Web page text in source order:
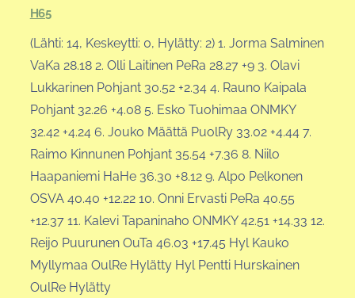
H65
(Lähti: 14, Keskeytti: 0, Hylätty: 2) 1. Jorma Salminen
VaKa 28.18 2. Olli Laitinen PeRa 28.27 +9 3. Olavi
Lukkarinen Pohjant 30.52 +2.34 4. Rauno Kaipala
Pohjant 32.26 +4.08 5. Esko Tuohimaa ONMKY
32.42 +4.24 6. Jouko Määttä PuolRy 33.02 +4.44 7.
Raimo Kinnunen Pohjant 35.54 +7.36 8. Niilo
Haapaniemi HaHe 36.30 +8.12 9. Alpo Pelkonen
OSVA 40.40 +12.22 10. Onni Ervasti PeRa 40.55
+12.37 11. Kalevi Tapaninaho ONMKY 42.51 +14.33 12.
Reijo Puurunen OuTa 46.03 +17.45 Hyl Kauko
Myllymaa OulRe Hylätty Hyl Pentti Hurskainen
OulRe Hylätty